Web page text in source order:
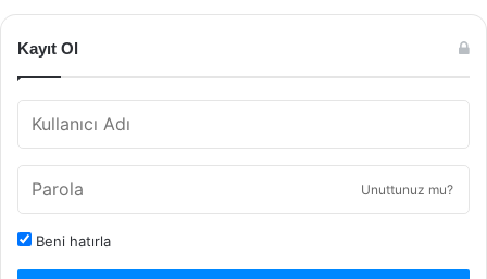
Kayıt Ol
Unuttunuz mu?
Beni hatırla